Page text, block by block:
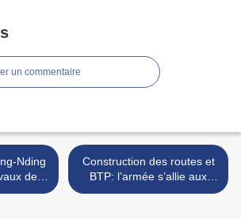
un commentaire
de
à la
Construction des routes et
BTP: l’armée s’allie aux
entreprises nationales >